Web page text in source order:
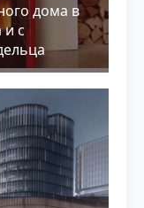
дома в
и с